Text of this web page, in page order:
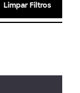
Limpar Filtros